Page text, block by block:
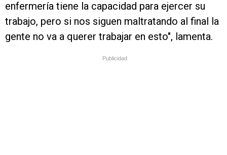
enfermería tiene la capacidad para ejercer su
trabajo, pero si nos siguen maltratando al final la
gente no va a querer trabajar en esto", lamenta.
Publicidad